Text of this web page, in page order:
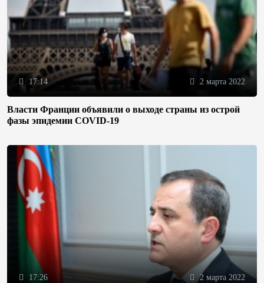
17:14 2 марта 2022
Власти Франции объявили о выходе страны из острой
фазы эпидемии COVID-19
17:26 2 марта 2022